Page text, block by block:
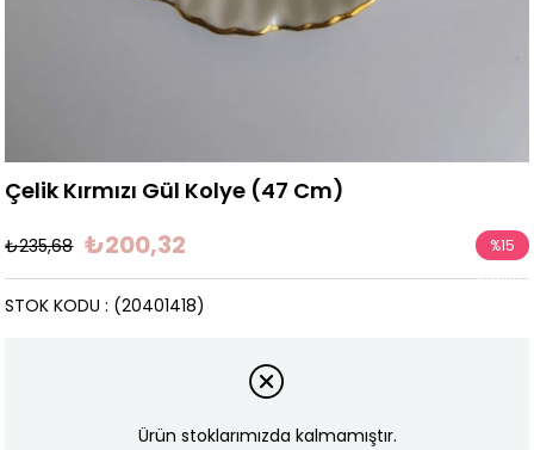
Çelik Kırmızı Gül Kolye (47 Cm)
₺235,68 ₺200,32 %15
İndirim
(20401418)
STOK KODU
Ürün stoklarımızda kalmamıştır.